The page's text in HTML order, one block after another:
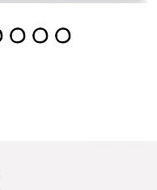
6 7 8